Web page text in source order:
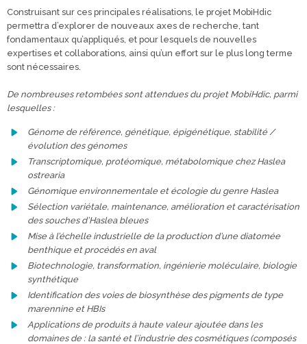
Construisant sur ces principales réalisations, le projet MobiHdic
permettra d’explorer de nouveaux axes de recherche, tant
fondamentaux qu’appliqués, et pour lesquels de nouvelles
expertises et collaborations, ainsi qu’un effort sur le plus long terme
sont nécessaires.
De nombreuses retombées sont attendues du projet MobiHdic, parmi
lesquelles :
Génome de référence, génétique, épigénétique, stabilité /
évolution des génomes
Transcriptomique, protéomique, métabolomique chez Haslea
ostrearia
Génomique environnementale et écologie du genre Haslea
Sélection variétale, maintenance, amélioration et caractérisation
des souches d’Haslea bleues
Mise à l’échelle industrielle de la production d’une diatomée
benthique et procédés en aval
Biotechnologie, transformation, ingénierie moléculaire, biologie
synthétique
Identification des voies de biosynthèse des pigments de type
marennine et HBIs
Applications de produits à haute valeur ajoutée dans les
domaines de : la santé et l’industrie des cosmétiques (composés